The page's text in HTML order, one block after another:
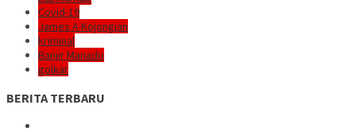
Covid-19
James A Kojongian
kriminal
Banjir Manado
golkar
BERITA TERBARU